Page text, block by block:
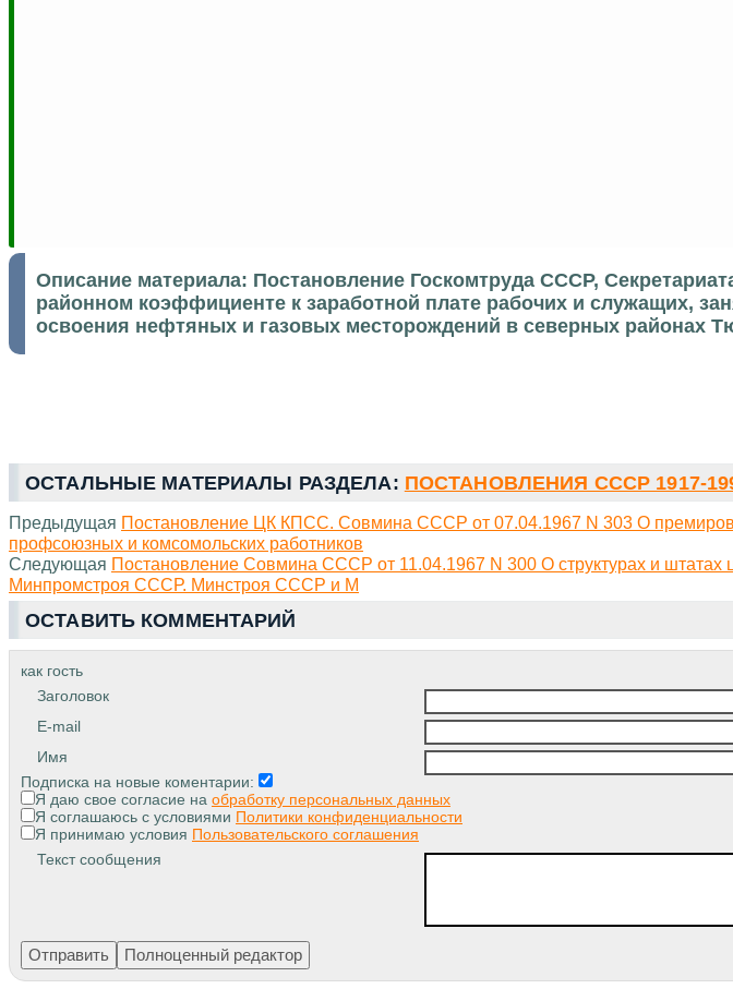
Описание материала: Постановление Госкомтруда СССР,
районном коэффициенте к заработной плате рабочих и служащих,
освоения нефтяных и газовых месторождений в северных районах
ОСТАЛЬНЫЕ МАТЕРИАЛЫ РАЗДЕЛА: ПОСТАНОВЛЕНИЯ СССР 1917-
Предыдущая Постановление ЦК КПСС. Совмина СССР от 07.04.1967 N 303 О
профсоюзных и комсомольских работников
Следующая Постановление Совмина СССР от 11.04.1967 N 300 О структурах и
Минпромстроя СССР. Минстроя СССР и М
ОСТАВИТЬ КОММЕНТАРИЙ
как гость
Заголовок
E-mail
Имя
Подписка на новые коментарии:
Я даю свое согласие на обработку персональных данных
Я соглашаюсь с условиями Политики конфиденциальности
Я принимаю условия Пользовательского соглашения
Текст сообщения